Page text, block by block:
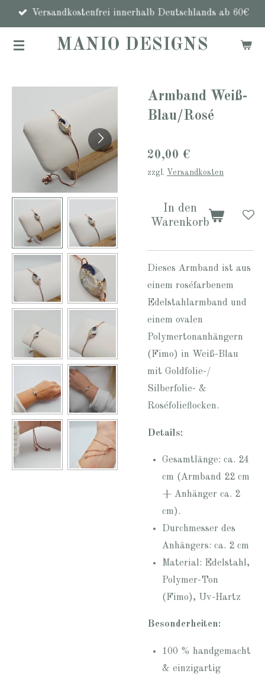
Zum
Hauptinhalt
springen
MANIO DESIGNS
Versandkostenfrei innerhalb Deutschlands ab 60€
Armband Weiß-
Blau/Rosé
20,00 €
zzgl. Versandkosten
In den
Warenkorb
Dieses Armband ist aus
einem roséfarbenem
Edelstahlarmband und
einem ovalen
Polymertonanhängern
(Fimo) in Weiß-Blau
mit Goldfolie-/
Silberfolie- &
Roséfolieflocken.
Details:
Gesamtlänge: ca. 24
cm (Armband 22 cm
+ Anhänger ca. 2
cm).
Durchmesser des
Anhängers: ca. 2 cm
Material: Edelstahl,
Polymer-Ton
(Fimo), Uv-Hartz
Besonderheiten:
100 % handgemacht
& einzigartig